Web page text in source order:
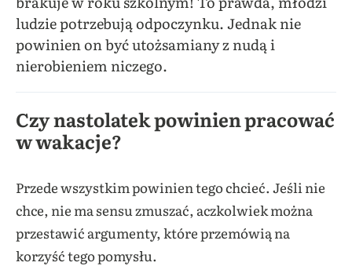
ludzie potrzebują odpoczynku. Jednak nie
powinien on być utożsamiany z nudą i
nierobieniem niczego.
Czy nastolatek powinien pracować
w wakacje?
Przede wszystkim powinien tego chcieć. Jeśli nie
chce, nie ma sensu zmuszać, aczkolwiek można
przestawić argumenty, które przemówią na
korzyść tego pomysłu.